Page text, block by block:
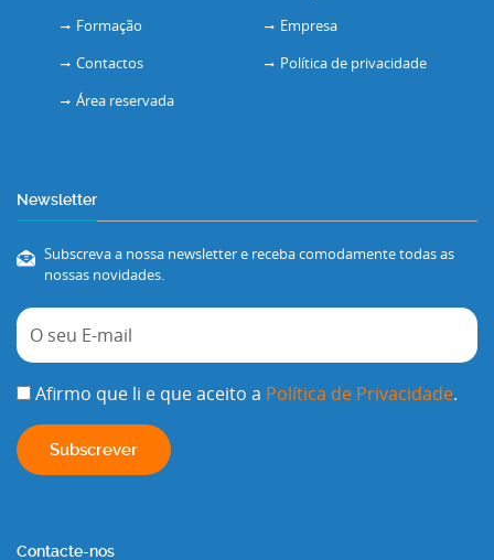
Formação
Empresa
Contactos
Política de privacidade
Área reservada
Newsletter
Subscreva a nossa newsletter e receba comodamente todas as
nossas novidades.
Afirmo que li e que aceito a Política de Privacidade.
Contacte-nos